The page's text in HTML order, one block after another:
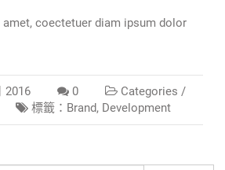
coectetuer diam ipsum dolor
2016 0
Categories /
標籤： Brand, Development